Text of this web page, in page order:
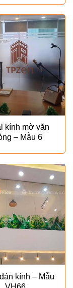
kính mờ văn
– Mẫu 6
kính – Mẫu